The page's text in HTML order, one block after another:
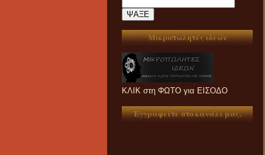
Μικροπωλητές ιδεών
ΚΛΙΚ στη ΦΩΤΟ για ΕΙΣΟΔΟ
Εγγραφείτε στο κανάλι μας.